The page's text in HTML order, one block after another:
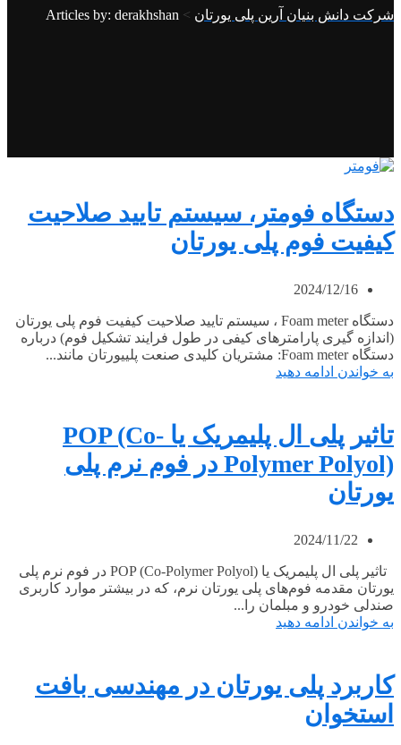
شرکت دانش بنیان آرین پلی یورتان >
Articles by: derakhshan
دستگاه فومتر، سیستم تایید صلاحیت
کیفیت فوم پلی یورتان
2024/12/16
دستگاه Foam meter ، سیستم تایید صلاحیت کیفیت فوم پلی یورتان
(اندازه گیری پارامترهای کیفی در طول فرایند تشکیل فوم) درباره
دستگاه Foam meter: مشتریان کلیدی صنعت پلی­یورتان مانند...
به خواندن ادامه دهید
تاثیر پلی ال پلیمریک یا POP (Co-
Polymer Polyol) در فوم نرم پلی
یورتان
2024/11/22
تاثیر پلی ال پلیمریک یا POP (Co-Polymer Polyol) در فوم نرم پلی
یورتان مقدمه فوم‌های پلی یورتان نرم، که در بیشتر موارد کاربری
صندلی خودرو و مبلمان را...
به خواندن ادامه دهید
کاربرد پلی یورتان در مهندسی بافت
استخوان